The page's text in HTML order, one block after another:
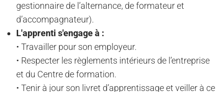
gestionnaire de l’alternance, de formateur et
d’accompagnateur).
L'apprenti s'engage à :
• Travailler pour son employeur.
• Respecter les règlements intérieurs de l’entreprise
et du Centre de formation.
• Tenir à jour son livret d’apprentissage et veiller à ce